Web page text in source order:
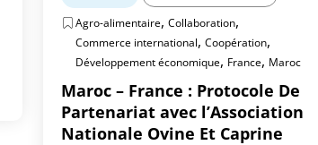
Agro-alimentaire,Collaboration,
Commerce international,Coopération,
Développement économique, France, Maroc
Maroc – France : Protocole De
Partenariat avec l’Association
Nationale Ovine Et Caprine